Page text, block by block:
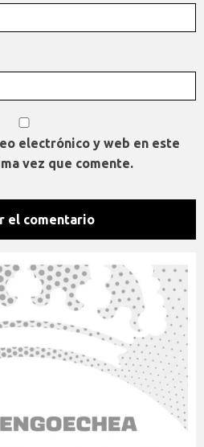
electrónico y web en este
vez que comente.